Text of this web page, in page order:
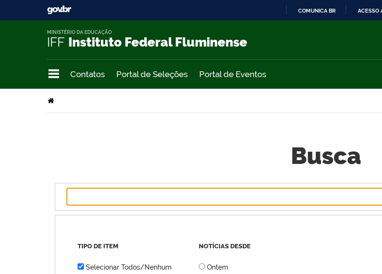
COMUNICA BR ACESSO
IFF Instituto Federal Fluminense
MINISTÉRIO DA EDUCAÇÃO
Contatos Portal de Seleções Portal de Eventos
Busca
TIPO DE ITEM
Selecionar Todos/Nenhum
NOTÍCIAS DESDE
Ontem